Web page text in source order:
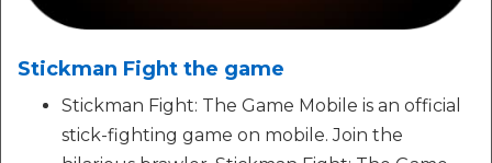
Stickman Fight the game
Stickman Fight: The Game Mobile is an official
stick-fighting game on mobile. Join the